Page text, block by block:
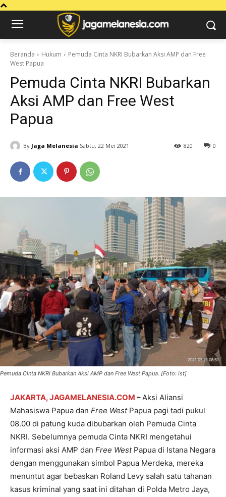
Beranda Hukum
Pemuda Cinta NKRI Bubarkan Aksi AMP dan Free
West Papua
Pemuda Cinta NKRI Bubarkan
Aksi AMP dan Free West
Papua
By Jaga Melanesia Sabtu, 22 Mei 2021 0
820
Pemuda Cinta NKRI Bubarkan Aksi AMP dan Free West Papua. [Foto: ist]
JAKARTA, JAGAMELANESIA.COM –Aksi Aliansi
Mahasiswa Papua dan Free WestPapua pagi tadi pukul
08.00 di patung kuda dibubarkan oleh Pemuda Cinta
NKRI. Sebelumnya pemuda Cinta NKRI mengetahui
informasi aksi AMP dan Free WestPapua di Istana Negara
dengan menggunakan simbol Papua Merdeka, mereka
menuntut agar bebaskan Roland Levy salah satu tahanan
kasus kriminal yang saat ini ditahan di Polda Metro Jaya,